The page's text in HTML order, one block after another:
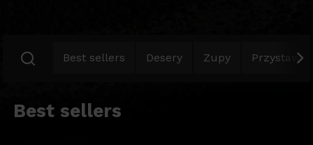
Best sellers Desery Zupy Przystawki
Best sellers